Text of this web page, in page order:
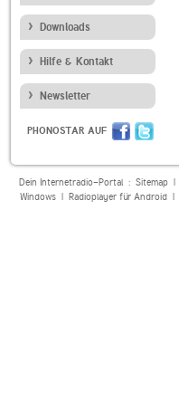
Downloads
Hilfe & Kontakt
Newsletter
PHONOSTAR AUF
Dein Internetradio-Portal : Sitemap|
Windows| Radioplayer für Android|